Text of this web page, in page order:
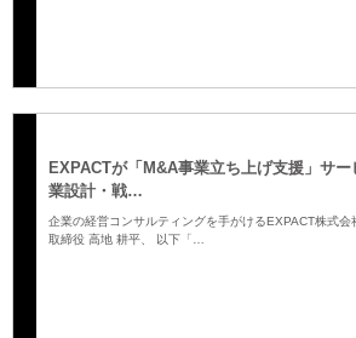
EXPACTが「M&A事業立ち上げ支援」サ
業設計・戦…
企業の経営コンサルティングを手がけるEXPACT株式
取締役 高地 耕平、 以下「…